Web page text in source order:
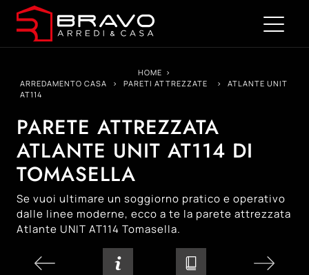
HOME >
ARREDAMENTO CASA
> PARETI ATTREZZATE >
ATLANTE UNIT
AT114
PARETE ATTREZZATA
ATLANTE UNIT AT114 DI
TOMASELLA
Se vuoi ultimare un soggiorno pratico e operativo
dalle linee moderne, ecco a te la parete attrezzata
Atlante UNIT AT114 Tomasella.